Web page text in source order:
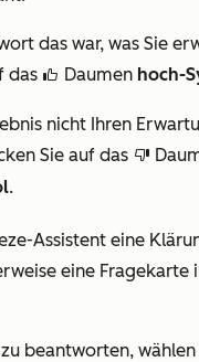
das war, was Sie
das thumbsUpIcon Daumen hoch-
nicht Ihren
Sie auf das thumbsDownIcon
.
Assistent eine
eine Fragekarte
beantworten, wählen